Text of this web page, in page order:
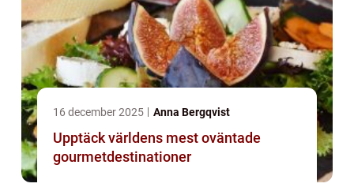
16 december 2025 Anna Bergqvist
Upptäck världens mest oväntade
gourmetdestinationer